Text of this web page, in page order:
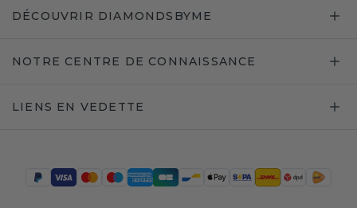
DÉCOUVRIR DIAMONDSBYME
NOTRE CENTRE DE CONNAISSANCE
LIENS EN VEDETTE